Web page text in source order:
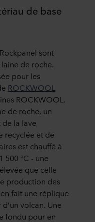
de base
sont
de roche.
pour les
ROCKWOOL
ROCKWOOL.
de roche, un
la lave
recyclée et de
est chauffé à
500 °C - une
que celle
production des
fait une réplique
volcan. Une
fondu pour en